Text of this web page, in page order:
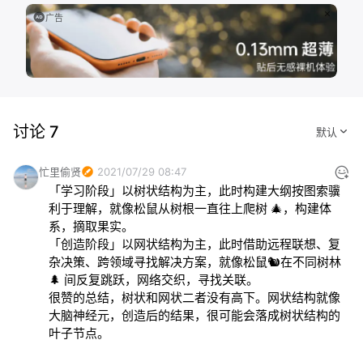
广告
讨论 7
忙里偷贤 2021/07/29 08:47
「学习阶段」以树状结构为主，此时构建大纲按图索骥
利于理解，就像松鼠从树根一直往上爬树 🎄，构建体
系，摘取果实。
「创造阶段」以网状结构为主，此时借助远程联想、复
杂决策、跨领域寻找解决方案，就像松鼠🐿在不同树林
🌲 间反复跳跃，网络交织，寻找关联。
很赞的总结，树状和网状二者没有高下。网状结构就像
大脑神经元，创造后的结果，很可能会落成树状结构的
叶子节点。